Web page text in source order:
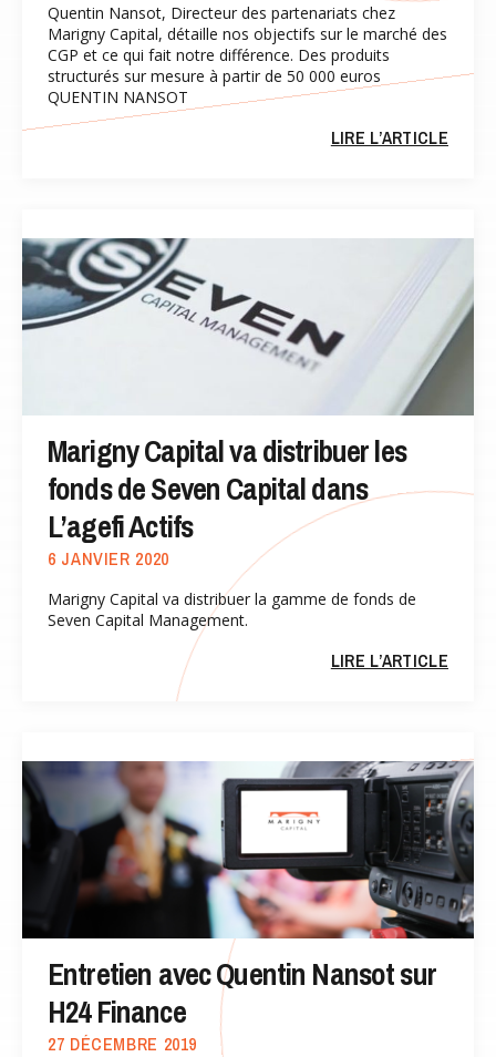
Quentin Nansot, Directeur des partenariats chez
Marigny Capital, détaille nos objectifs sur le marché des
CGP et ce qui fait notre différence. Des produits
structurés sur mesure à partir de 50 000 euros
QUENTIN NANSOT
LIRE L’ARTICLE
Marigny Capital va distribuer les
fonds de Seven Capital dans
L’agefi Actifs
6 JANVIER 2020
Marigny Capital va distribuer la gamme de fonds de
Seven Capital Management.
LIRE L’ARTICLE
Entretien avec Quentin Nansot sur
H24 Finance
27 DÉCEMBRE 2019